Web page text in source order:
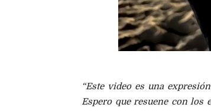
“Este video es una
Espero que resuene con los